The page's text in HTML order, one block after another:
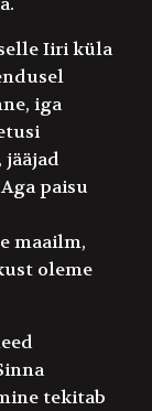
Iiri küla
iga
paisu
maailm,
oleme
tekitab